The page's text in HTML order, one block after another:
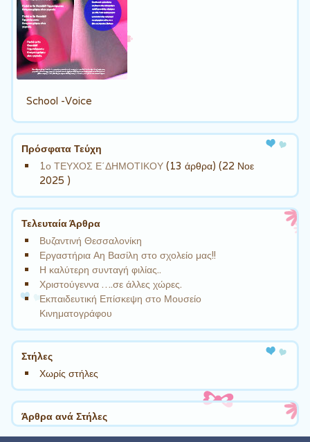
School -Voice
Πρόσφατα Τεύχη
1ο ΤΕΥΧΟΣ Ε΄ΔΗΜΟΤΙΚΟΥ (13 άρθρα) (22 Νοε
2025 )
Τελευταία Άρθρα
Βυζαντινή Θεσσαλονίκη
Εργαστήρια Αη Βασίλη στο σχολείο μας!!
Η καλύτερη συνταγή φιλίας..
Χριστούγεννα ….σε άλλες χώρες.
Εκπαιδευτική Επίσκεψη στο Μουσείο
Κινηματογράφου
Στήλες
Χωρίς στήλες
Άρθρα ανά Στήλες